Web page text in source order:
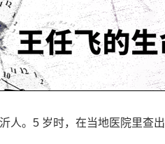
人。5 岁时，在当地医院里查出